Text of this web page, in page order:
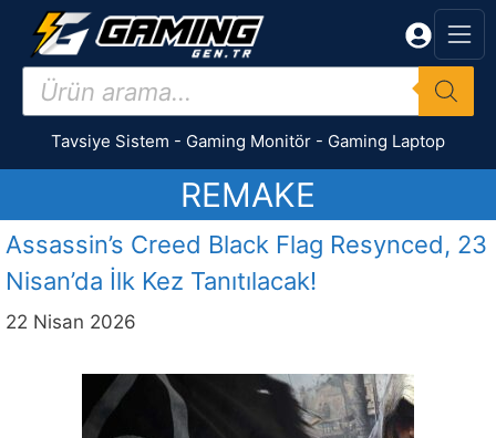
İçeriğe
Products
search
Tavsiye Sistem - Gaming Monitör - Gaming Laptop
REMAKE
Assassin’s Creed Black Flag Resynced, 23
Nisan’da İlk Kez Tanıtılacak!
22 Nisan 2026